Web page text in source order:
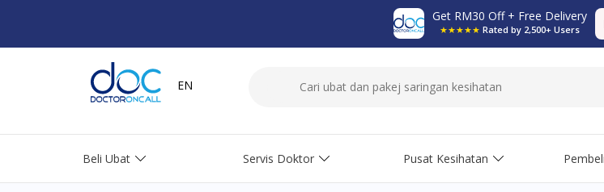
Get RM30 Off + Free Delivery
★★★★★ Rated by 2,500+ Users
EN
Beli Ubat Servis Doktor Pusat Kesihatan